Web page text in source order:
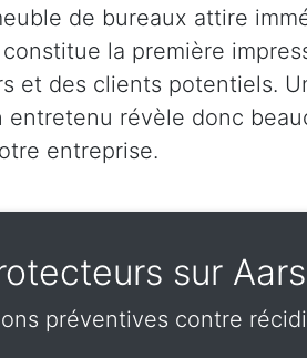
de bureaux attire
la première
et des clients potentiels.
entretenu révèle donc
entreprise.
sur
préventives contre